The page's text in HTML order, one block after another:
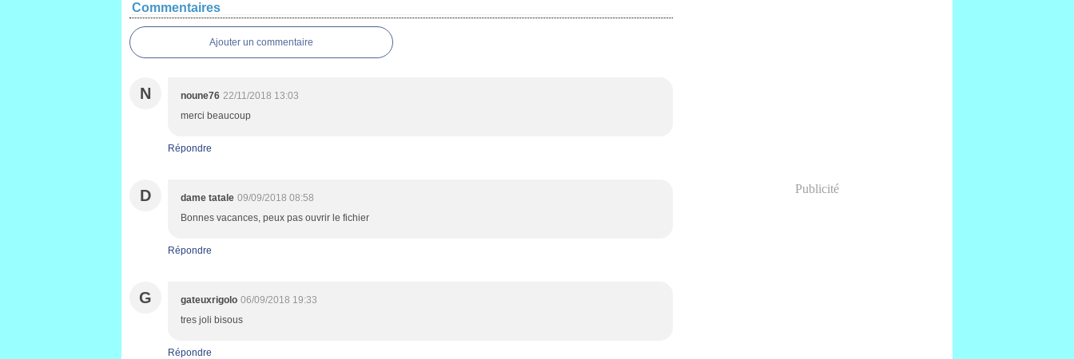
Commentaires
Ajouter un commentaire
N noune76 22/11/2018 13:03
merci beaucoup
Répondre
D dame tatale 09/09/2018 08:58
Bonnes vacances, peux pas ouvrir le fichier
Répondre
G gateuxrigolo 06/09/2018 19:33
tres joli bisous
Répondre
Publicité